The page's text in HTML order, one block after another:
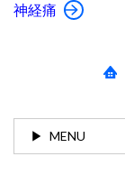
神経痛
MENU